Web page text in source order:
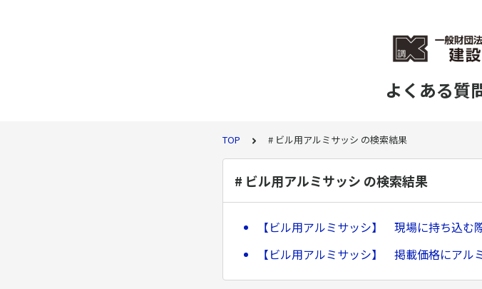
よくある
TOP # ビル用アルミサッシ の検索結果
# ビル用アルミサッシ の検索結果
【ビル用アルミサッシ】 現場に持ち込む
【ビル用アルミサッシ】 掲載価格にアル